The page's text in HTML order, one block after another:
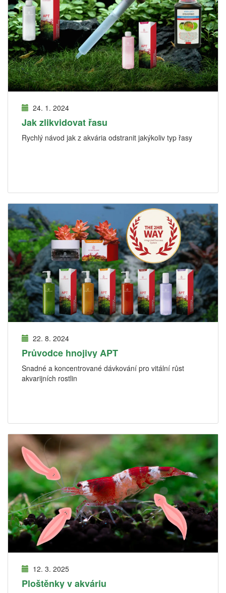
24. 1. 2024
Jak zlikvidovat řasu
Rychlý návod jak z akvária odstranit jakýkoliv typ řasy
22. 8. 2024
Průvodce hnojivy APT
Snadné a koncentrované dávkování pro vitální růst
akvarijních rostlin
12. 3. 2025
Ploštěnky v akváriu